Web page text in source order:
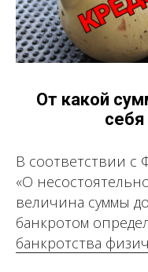
От какой
В соответствии с
«О
величина суммы
банкротом
банкротства